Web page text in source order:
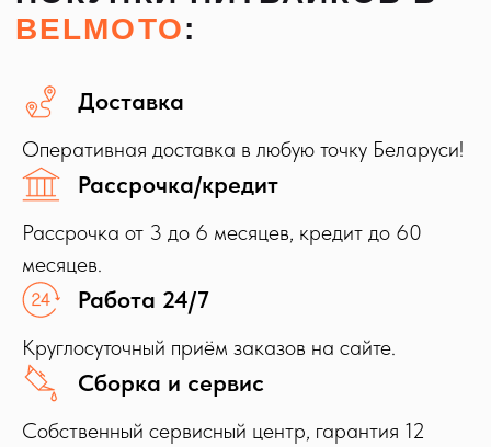
Доставка
Оперативная доставка в любую точку Беларуси!
Рассрочка/кредит
Рассрочка от 3 до 6 месяцев, кредит до 60
месяцев.
Работа 24/7
Круглосуточный приём заказов на сайте.
Сборка и сервис
Собственный сервисный центр, гарантия 12